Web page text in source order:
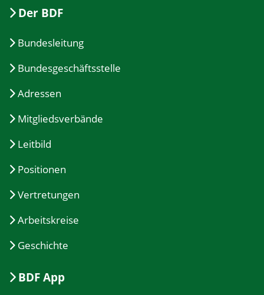
Der BDF
Bundesleitung
Bundesgeschäftsstelle
Adressen
Mitgliedsverbände
Leitbild
Positionen
Vertretungen
Arbeitskreise
Geschichte
BDF App